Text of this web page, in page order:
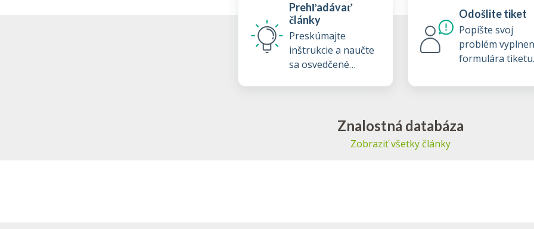
Prehľadávať
články
Preskúmajte
inštrukcie a naučte
sa osvedčené
Odošlite tiket
Popíšte svoj
problém
formulára tiketu
Znalostná databáza
Zobraziť všetky články